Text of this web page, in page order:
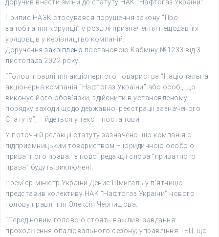
доручив внести зміни до статуту НАК “Нафтогаз України”.
Припис НАЗК стосувався порушення закону “Про
запобігання корупції” у розділі призначення нещодавніх
урядовців у керівництво компаній.
Доручення закріплено постановою Кабміну №1233 від 3
листопада 2022 року.
“Голові правління акціонерного товариства “Національна
акціонерна компанія “Нафтогаз України” або особі, що
виконує його обов’язки, здійснити в установленому
порядку заходи щодо державної реєстрації зазначеного
Статуту”, – йдеться у тексті постанови.
У поточній редакції статуту зазначено, що компанія є
підприємницьким товариством – юридичною особою
приватного права. Із нової редакції слова “приватного
права” будуть виключені.
Прем’єр-міністр України Денис Шмигаль у п’ятницю
представив колективу НАК “Нафтогаз України” нового
голову правління Олексія Чернишова.
“Перед новим головою стоять важливі завдання:
проходження опалювального сезону; управління ТЕЦ, що